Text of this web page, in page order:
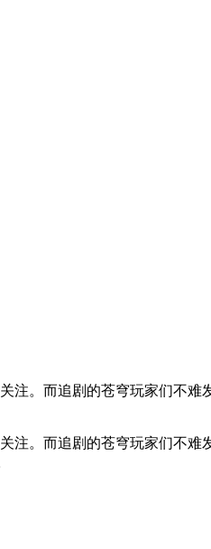
注。而追剧的苍穹玩家们不难
注。而追剧的苍穹玩家们不难